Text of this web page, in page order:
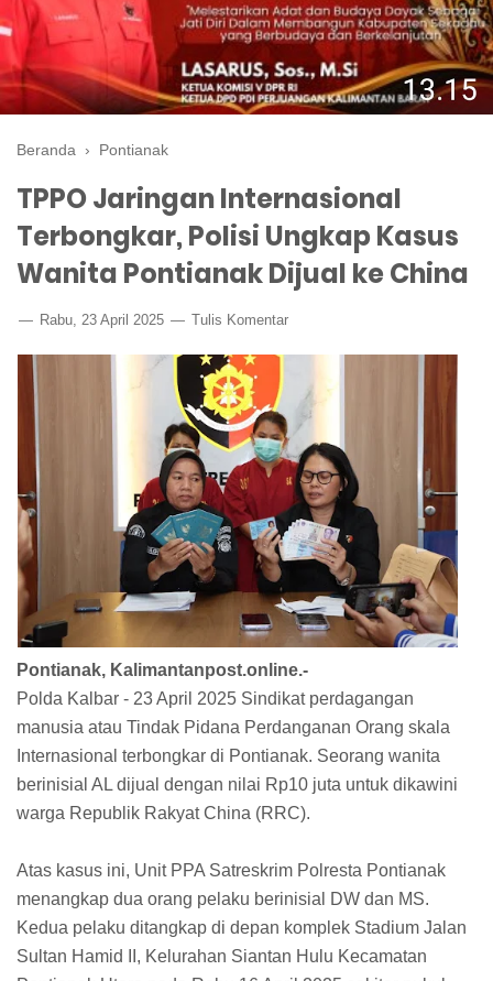
Beranda › Pontianak
TPPO Jaringan Internasional
Terbongkar, Polisi Ungkap Kasus
Wanita Pontianak Dijual ke China
Rabu, 23 April 2025 Tulis Komentar
Pontianak, Kalimantanpost.online.-
Polda Kalbar - 23 April 2025 Sindikat perdagangan
manusia atau Tindak Pidana Perdanganan Orang skala
Internasional terbongkar di Pontianak. Seorang wanita
berinisial AL dijual dengan nilai Rp10 juta untuk dikawini
warga Republik Rakyat China (RRC).
Atas kasus ini, Unit PPA Satreskrim Polresta Pontianak
menangkap dua orang pelaku berinisial DW dan MS.
Kedua pelaku ditangkap di depan komplek Stadium Jalan
Sultan Hamid II, Kelurahan Siantan Hulu Kecamatan